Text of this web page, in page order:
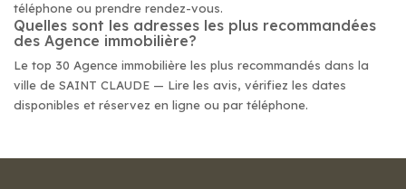
téléphone ou prendre rendez-vous.
Quelles sont les adresses les plus recommandées
des Agence immobilière?
Le top 30 Agence immobilière les plus recommandés dans la
ville de SAINT CLAUDE — Lire les avis, vérifiez les dates
disponibles et réservez en ligne ou par téléphone.